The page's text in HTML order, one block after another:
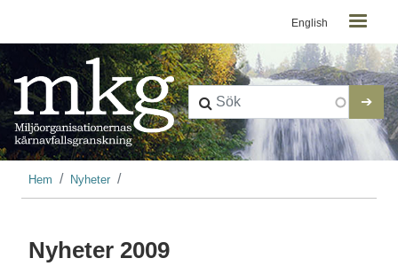
Kontaktmeny
English
Länkstig
Hem Nyheter
Nyheter 2009